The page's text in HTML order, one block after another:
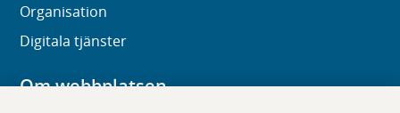
Organisation
Digitala tjänster
Om webbplatsen